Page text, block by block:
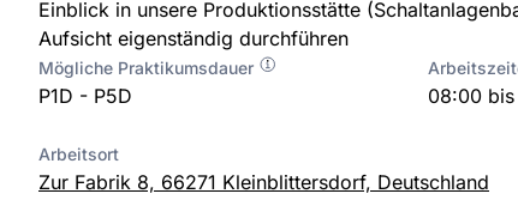
Einblick in unsere Produktionsstätte
Aufsicht eigenständig durchführen
Mögliche Praktikumsdauer
P1D - P5D 08:00
Arbeitsort
Zur Fabrik 8, 66271 Kleinblittersdorf, Deutschland